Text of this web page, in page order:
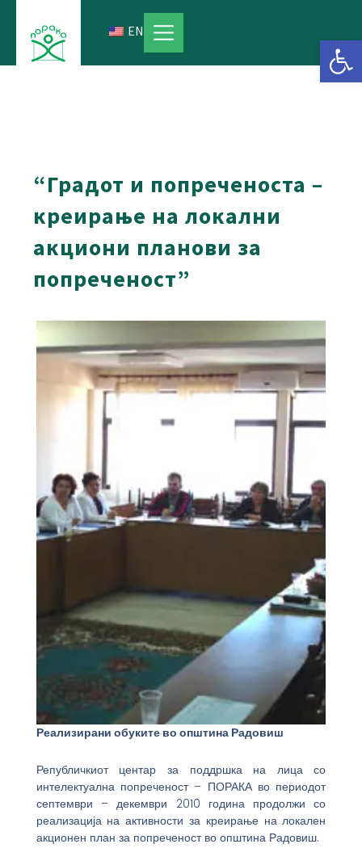
content
EN
“Градот и попреченоста –
креирање на локални
акциони планови за
попреченост”
Реализирани обуките во општина Радовиш
Републичкиот центар за поддршка на лица со
интелектуална попреченост – ПОРАКА во периодот
септември – декември 2010 година продолжи со
реализација на активности за креирање на локален
акционен план за попреченост во општина Радовиш.